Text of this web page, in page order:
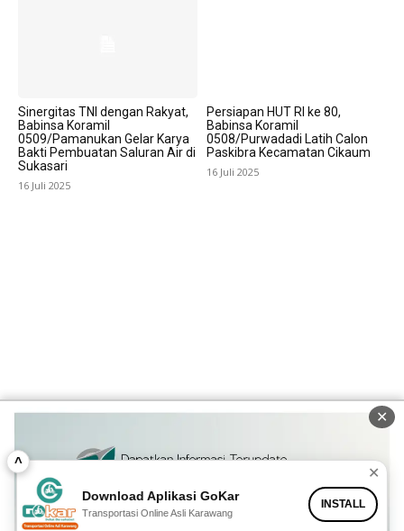
Sinergitas TNI dengan Rakyat,
Babinsa Koramil
0509/Pamanukan Gelar Karya
Bakti Pembuatan Saluran Air di
Sukasari
16 Juli 2025
Persiapan HUT RI ke 80,
Babinsa Koramil
0508/Purwadadi Latih Calon
Paskibra Kecamatan Cikaum
16 Juli 2025
✕
^
✕
Download Aplikasi GoKar
Transportasi Online Asli Karawang
INSTALL